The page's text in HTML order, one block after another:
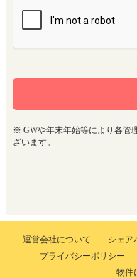
※ GWや年末年始等により各管
ざいます。
運営会社について シェア
プライバシーポリシー
物件